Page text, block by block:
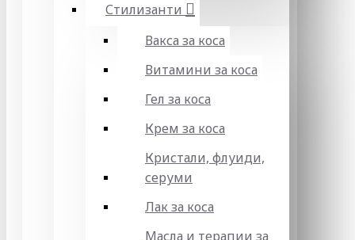
Стилизанти
Вакса за коса
Витамини за коса
Гел за коса
Крем за коса
Кристали, флуиди,
серуми
Лак за коса
Масла и терапии за